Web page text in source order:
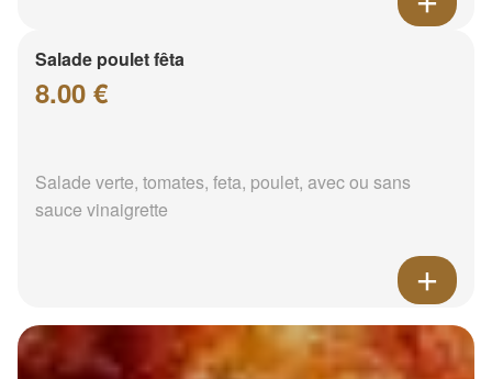
Salade poulet fêta
8.00 €
Salade verte, tomates, feta, poulet, avec ou sans
sauce vinaigrette